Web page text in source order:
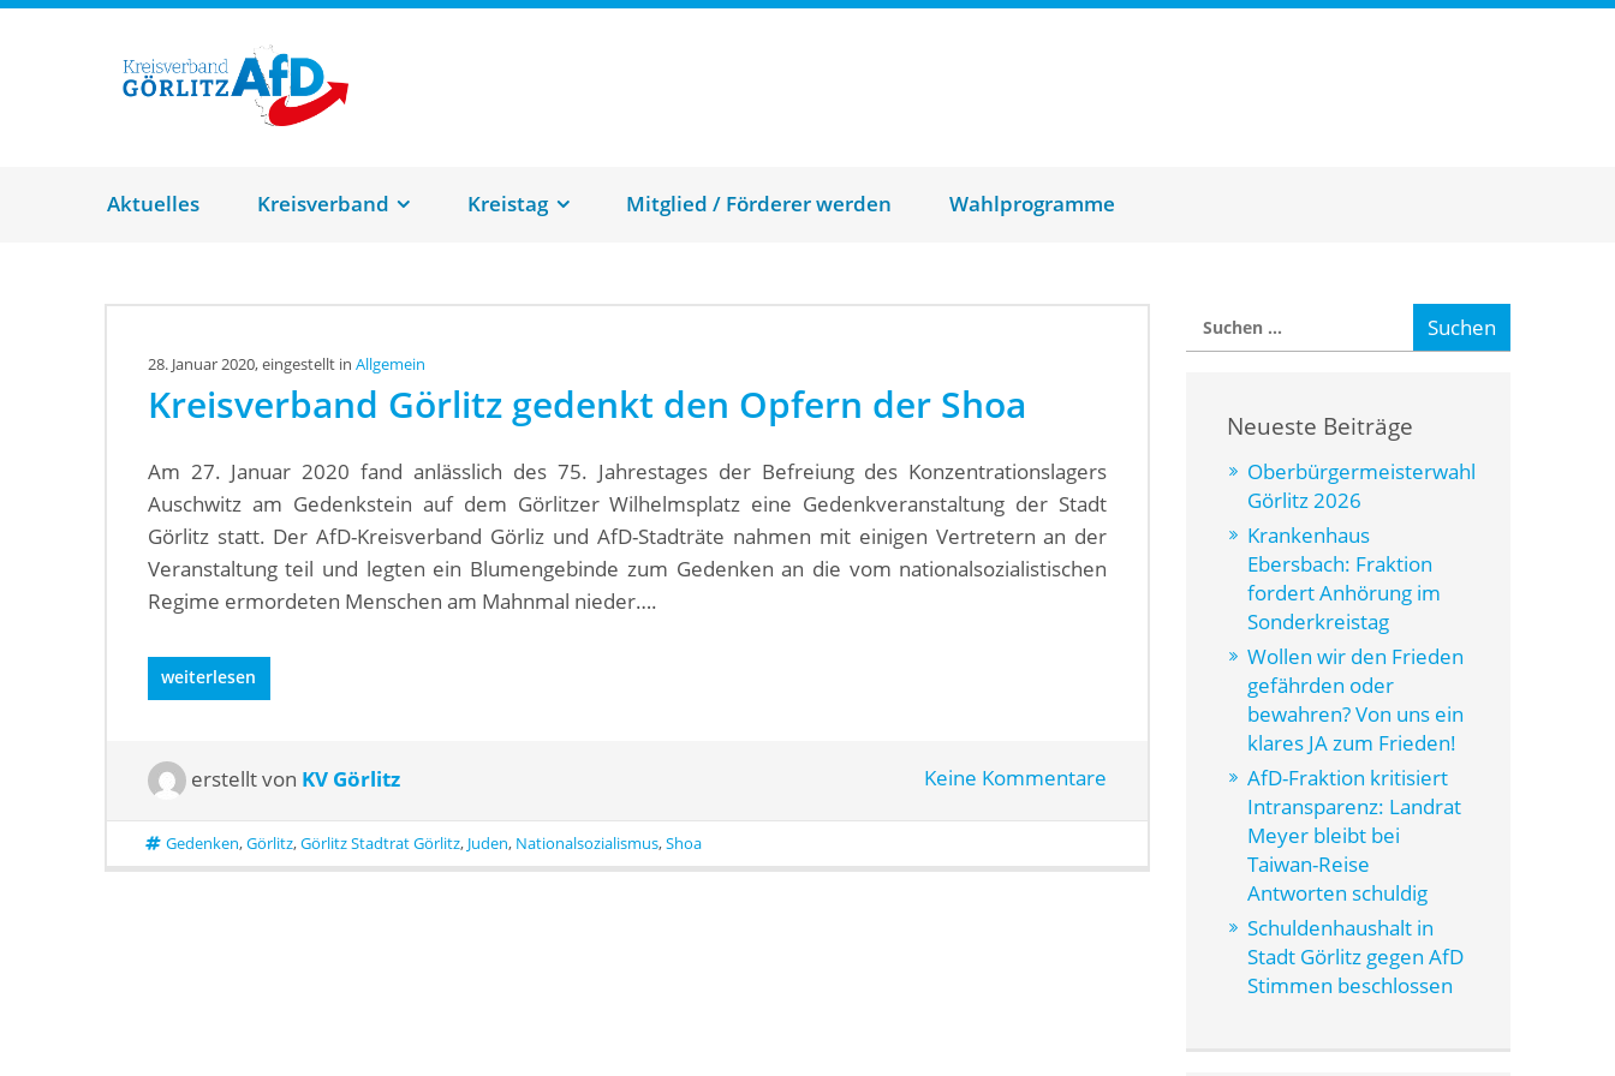
Aktuelles Kreisverband Kreistag Mitglied / Förderer werden Wahlprogramme
28. Januar 2020, eingestellt in Allgemein
Kreisverband Görlitz gedenkt den Opfern der Shoa
Am 27. Januar 2020 fand anlässlich des 75. Jahrestages der Befreiung des Konzentrationslagers
Auschwitz am Gedenkstein auf dem Görlitzer Wilhelmsplatz eine Gedenkveranstaltung der Stadt
Görlitz statt. Der AfD-Kreisverband Görliz und AfD-Stadträte nahmen mit einigen Vertretern an der
Veranstaltung teil und legten ein Blumengebinde zum Gedenken an die vom nationalsozialistischen
Regime ermordeten Menschen am Mahnmal nieder….
weiterlesen
erstellt von KV Görlitz Keine Kommentare
Gedenken,Görlitz,Görlitz Stadtrat Görlitz, Juden, Nationalsozialismus,Shoa
Neueste Beiträge
Oberbürgermeisterwahl
Görlitz 2026
Krankenhaus
Ebersbach: Fraktion
fordert Anhörung im
Sonderkreistag
Wollen wir den Frieden
gefährden oder
bewahren? Von uns ein
klares JA zum Frieden!
AfD-Fraktion kritisiert
Intransparenz: Landrat
Meyer bleibt bei
Taiwan-Reise
Antworten schuldig
Schuldenhaushalt in
Stadt Görlitz gegen AfD
Stimmen beschlossen